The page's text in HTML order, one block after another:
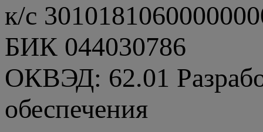
к/с
БИК 044030786
ОКВЭД: 62.01
обеспечения